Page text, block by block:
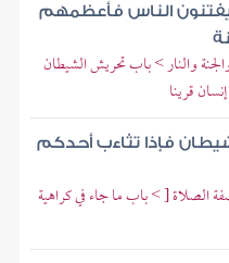
الناس فأعظمهم
والنار > باب تحريش الشيطان
قرينا
فإذا تثاءب أحدكم
[ > باب ما جاء في كراهية